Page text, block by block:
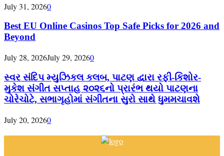
July 31, 20260
Best EU Online Casinos Top Safe Picks for 2026 and
Beyond
July 28, 2026July 29, 20260
સ્વર સંદિપ મ્યુઝિકલ કલબ, પાટણ દ્વારા રફી-કિશોર-
મુકેશ સંગીત સપ્તાહ ૨૦૨૬નો પ્રારંભ થયો પાટણના
ચોરેચોટે, સભાગૃહોમાં સંગીતના સુરો સાથે ધુમમચાવશે
July 20, 20260